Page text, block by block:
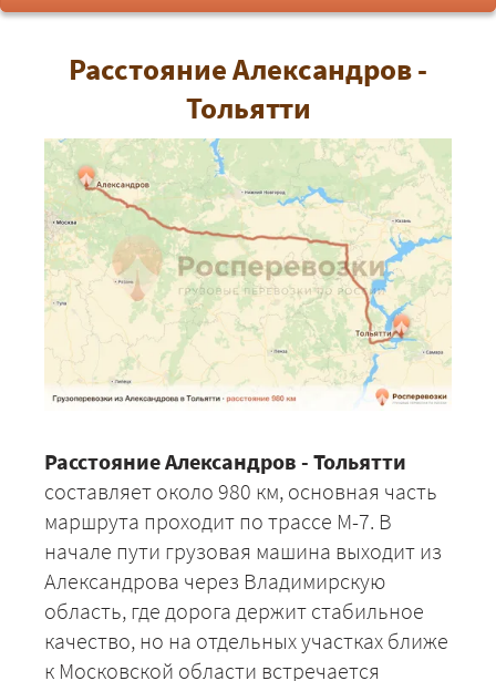
Расстояние Александров -
Тольятти
Расстояние Александров - Тольятти
составляет около 980 км, основная часть
маршрута проходит по трассе М-7. В
начале пути грузовая машина выходит из
Александрова через Владимирскую
область, где дорога держит стабильное
качество, но на отдельных участках ближе
к Московской области встречается